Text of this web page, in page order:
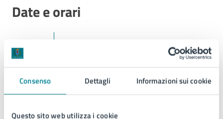
Consenso Dettagli Informazioni sui cookie
Questo sito web utilizza i cookie
Date e orari
12
12 23:00 - Fine evento